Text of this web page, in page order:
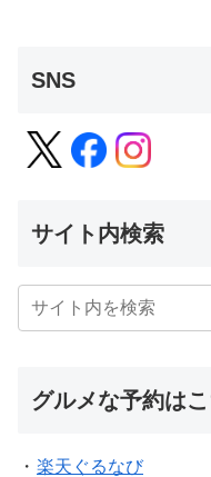
SNS
サイト内検索
グルメな予約は
・ 楽天ぐるなび